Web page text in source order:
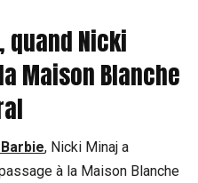
quand Nicki
Maison Blanche
, Nicki Minaj a
à la Maison Blanche